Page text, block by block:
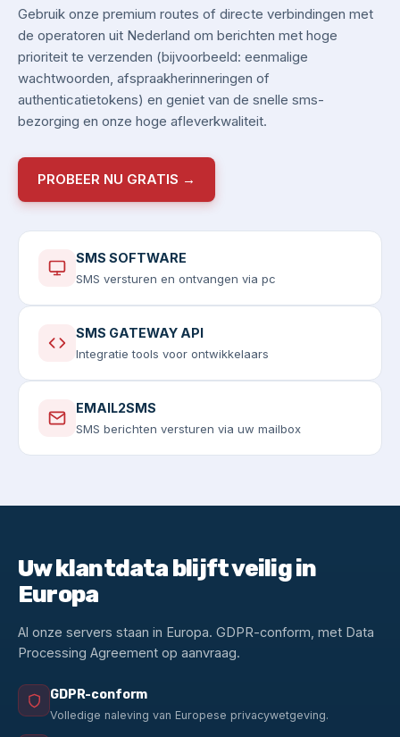
Gebruik onze premium routes of directe verbindingen met
de operatoren uit Nederland om berichten met hoge
prioriteit te verzenden (bijvoorbeeld: eenmalige
wachtwoorden, afspraakherinneringen of
authenticatietokens) en geniet van de snelle sms-
bezorging en onze hoge afleverkwaliteit.
PROBEER NU GRATIS →
SMS SOFTWARE
SMS versturen en ontvangen via pc
SMS GATEWAY API
Integratie tools voor ontwikkelaars
EMAIL2SMS
SMS berichten versturen via uw mailbox
Uw klantdata blijft veilig in
Europa
Al onze servers staan in Europa. GDPR-conform, met Data
Processing Agreement op aanvraag.
GDPR-conform
Volledige naleving van Europese privacywetgeving.